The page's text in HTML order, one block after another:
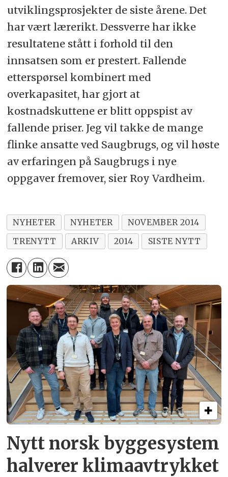
utviklingsprosjekter de siste årene. Det
har vært lærerikt. Dessverre har ikke
resultatene stått i forhold til den
innsatsen som er prestert. Fallende
etterspørsel kombinert med
overkapasitet, har gjort at
kostnadskuttene er blitt oppspist av
fallende priser. Jeg vil takke de mange
flinke ansatte ved Saugbrugs, og vil høste
av erfaringen på Saugbrugs i nye
oppgaver fremover, sier Roy Vardheim.
NYHETER NYHETER
NOVEMBER 2014
TRENYTT
ARKIV 2014 SISTE NYTT
Nytt norsk byggesystem
halverer klimaavtrykket